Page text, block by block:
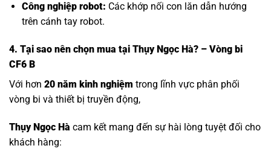
Công nghiệp robot: Các khớp nối con lăn dẫn hướng
trên cánh tay robot.
4. Tại sao nên chọn mua tại Thụy Ngọc Hà? – Vòng bi
CF6 B
Với hơn 20 năm kinh nghiệm trong lĩnh vực phân phối
vòng bi và thiết bị truyền động,
Thụy Ngọc Hà cam kết mang đến sự hài lòng tuyệt đối cho
khách hàng: